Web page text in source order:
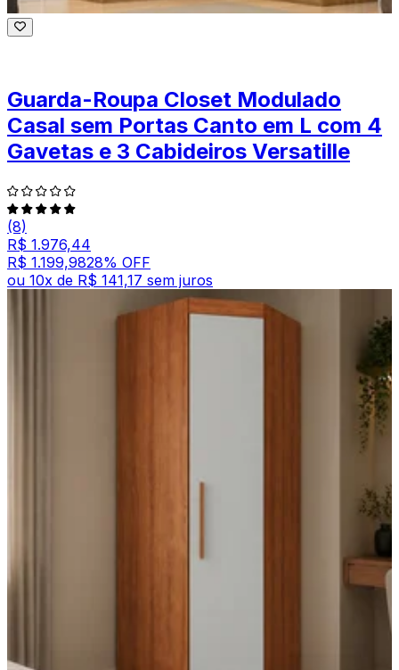
Guarda-Roupa Closet Modulado
Casal sem Portas Canto em L com 4
Gavetas e 3 Cabideiros Versatille
(8)
R$ 1.976,44
R$ 1.199,9828% OFF
ou 10x de R$ 141,17 sem juros